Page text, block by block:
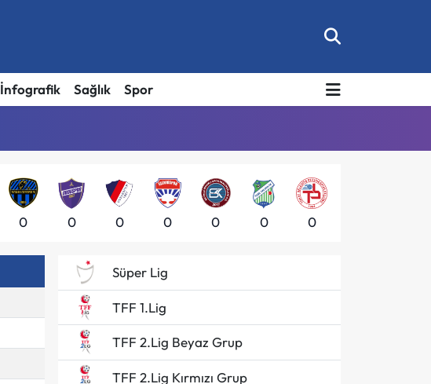
İnfografik Sağlık Spor
0 0 0 0 0 0 0
Süper Lig
TFF 1.Lig
TFF 2.Lig Beyaz Grup
TFF 2.Lig Kırmızı Grup